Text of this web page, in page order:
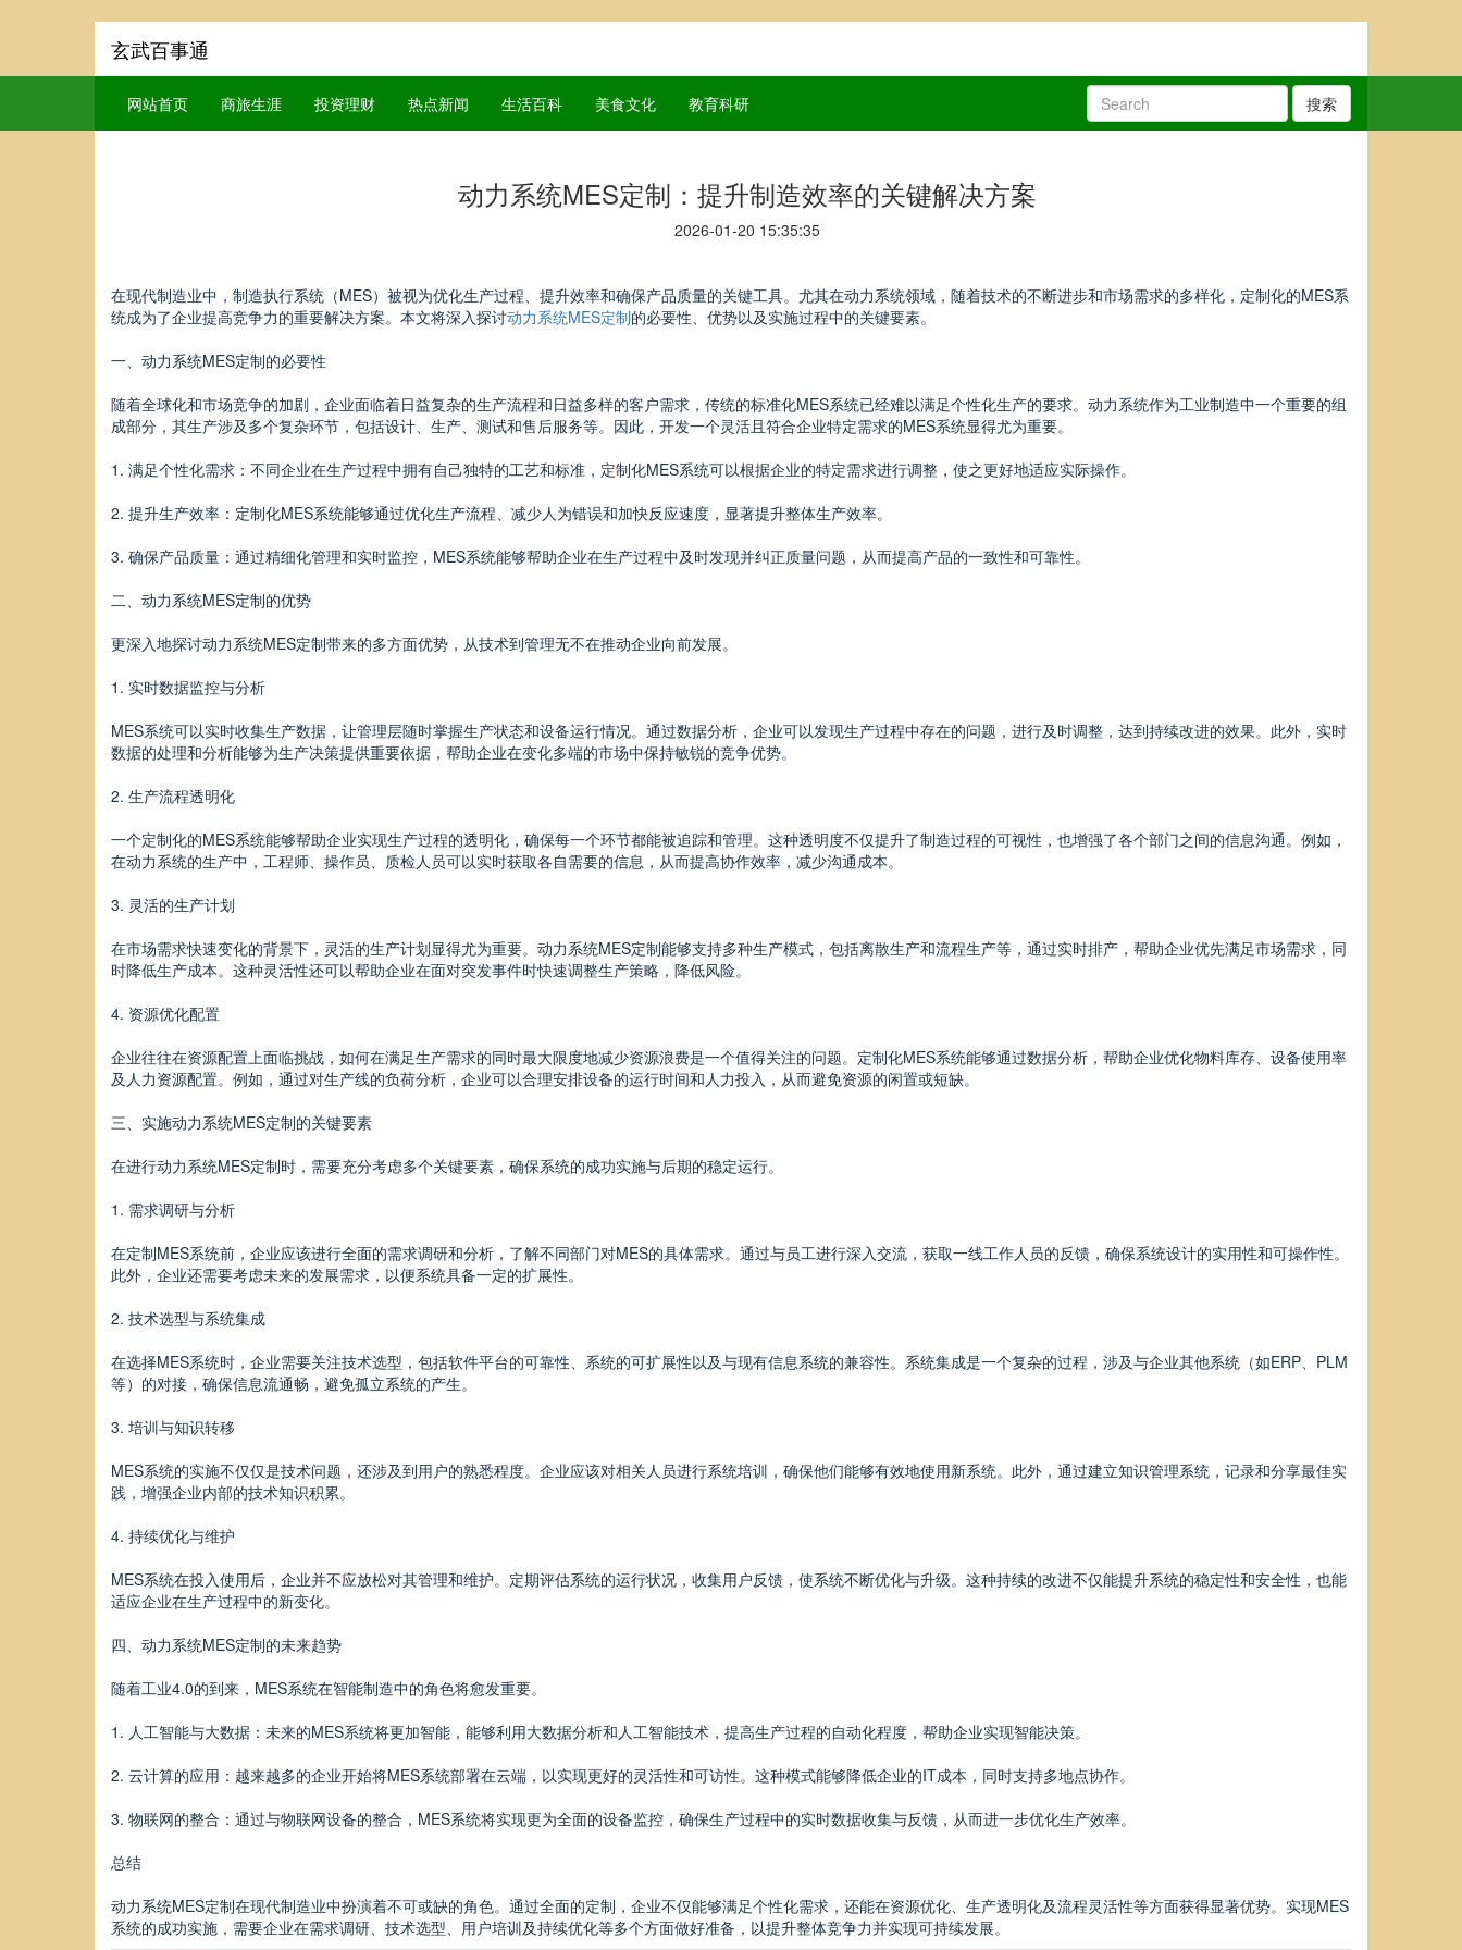
玄武百事通
网站首页 商旅生涯 投资理财 热点新闻 生活百科 美食文化 教育科研 搜索
动力系统MES定制：提升制造效率的关键解决方案
2026-01-20 15:35:35
在现代制造业中，制造执行系统（MES）被视为优化生产过程、提升效率和确保产品质量的关键工具。尤其在动力系统领域，随着技术的不断进步和市场需求的多样化，定制化的MES系
统成为了企业提高竞争力的重要解决方案。本文将深入探讨动力系统MES定制的必要性、优势以及实施过程中的关键要素。
一、动力系统MES定制的必要性
随着全球化和市场竞争的加剧，企业面临着日益复杂的生产流程和日益多样的客户需求，传统的标准化MES系统已经难以满足个性化生产的要求。动力系统作为工业制造中一个重要的组
成部分，其生产涉及多个复杂环节，包括设计、生产、测试和售后服务等。因此，开发一个灵活且符合企业特定需求的MES系统显得尤为重要。
1. 满足个性化需求：不同企业在生产过程中拥有自己独特的工艺和标准，定制化MES系统可以根据企业的特定需求进行调整，使之更好地适应实际操作。
2. 提升生产效率：定制化MES系统能够通过优化生产流程、减少人为错误和加快反应速度，显著提升整体生产效率。
3. 确保产品质量：通过精细化管理和实时监控，MES系统能够帮助企业在生产过程中及时发现并纠正质量问题，从而提高产品的一致性和可靠性。
二、动力系统MES定制的优势
更深入地探讨动力系统MES定制带来的多方面优势，从技术到管理无不在推动企业向前发展。
1. 实时数据监控与分析
MES系统可以实时收集生产数据，让管理层随时掌握生产状态和设备运行情况。通过数据分析，企业可以发现生产过程中存在的问题，进行及时调整，达到持续改进的效果。此外，实时
数据的处理和分析能够为生产决策提供重要依据，帮助企业在变化多端的市场中保持敏锐的竞争优势。
2. 生产流程透明化
一个定制化的MES系统能够帮助企业实现生产过程的透明化，确保每一个环节都能被追踪和管理。这种透明度不仅提升了制造过程的可视性，也增强了各个部门之间的信息沟通。例如，
在动力系统的生产中，工程师、操作员、质检人员可以实时获取各自需要的信息，从而提高协作效率，减少沟通成本。
3. 灵活的生产计划
在市场需求快速变化的背景下，灵活的生产计划显得尤为重要。动力系统MES定制能够支持多种生产模式，包括离散生产和流程生产等，通过实时排产，帮助企业优先满足市场需求，同
时降低生产成本。这种灵活性还可以帮助企业在面对突发事件时快速调整生产策略，降低风险。
4. 资源优化配置
企业往往在资源配置上面临挑战，如何在满足生产需求的同时最大限度地减少资源浪费是一个值得关注的问题。定制化MES系统能够通过数据分析，帮助企业优化物料库存、设备使用率
及人力资源配置。例如，通过对生产线的负荷分析，企业可以合理安排设备的运行时间和人力投入，从而避免资源的闲置或短缺。
三、实施动力系统MES定制的关键要素
在进行动力系统MES定制时，需要充分考虑多个关键要素，确保系统的成功实施与后期的稳定运行。
1. 需求调研与分析
在定制MES系统前，企业应该进行全面的需求调研和分析，了解不同部门对MES的具体需求。通过与员工进行深入交流，获取一线工作人员的反馈，确保系统设计的实用性和可操作性。
此外，企业还需要考虑未来的发展需求，以便系统具备一定的扩展性。
2. 技术选型与系统集成
在选择MES系统时，企业需要关注技术选型，包括软件平台的可靠性、系统的可扩展性以及与现有信息系统的兼容性。系统集成是一个复杂的过程，涉及与企业其他系统（如ERP、PLM
等）的对接，确保信息流通畅，避免孤立系统的产生。
3. 培训与知识转移
MES系统的实施不仅仅是技术问题，还涉及到用户的熟悉程度。企业应该对相关人员进行系统培训，确保他们能够有效地使用新系统。此外，通过建立知识管理系统，记录和分享最佳实
践，增强企业内部的技术知识积累。
4. 持续优化与维护
MES系统在投入使用后，企业并不应放松对其管理和维护。定期评估系统的运行状况，收集用户反馈，使系统不断优化与升级。这种持续的改进不仅能提升系统的稳定性和安全性，也能
适应企业在生产过程中的新变化。
四、动力系统MES定制的未来趋势
随着工业4.0的到来，MES系统在智能制造中的角色将愈发重要。
1. 人工智能与大数据：未来的MES系统将更加智能，能够利用大数据分析和人工智能技术，提高生产过程的自动化程度，帮助企业实现智能决策。
2. 云计算的应用：越来越多的企业开始将MES系统部署在云端，以实现更好的灵活性和可访性。这种模式能够降低企业的IT成本，同时支持多地点协作。
3. 物联网的整合：通过与物联网设备的整合，MES系统将实现更为全面的设备监控，确保生产过程中的实时数据收集与反馈，从而进一步优化生产效率。
总结
动力系统MES定制在现代制造业中扮演着不可或缺的角色。通过全面的定制，企业不仅能够满足个性化需求，还能在资源优化、生产透明化及流程灵活性等方面获得显著优势。实现MES
系统的成功实施，需要企业在需求调研、技术选型、用户培训及持续优化等多个方面做好准备，以提升整体竞争力并实现可持续发展。